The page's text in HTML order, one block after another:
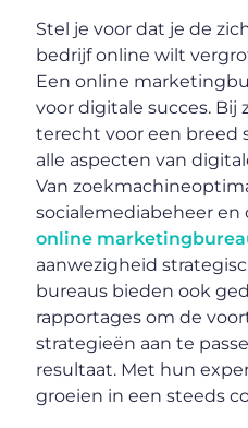
Stel je voor dat je de
bedrijf online wilt
Een online
voor digitale succes. Bij
terecht voor een breed
alle aspecten van
Van
socialemediabeheer
online
aanwezigheid
bureaus bieden ook
rapportages om de
strategieën aan te
resultaat. Met hun
groeien in een steeds